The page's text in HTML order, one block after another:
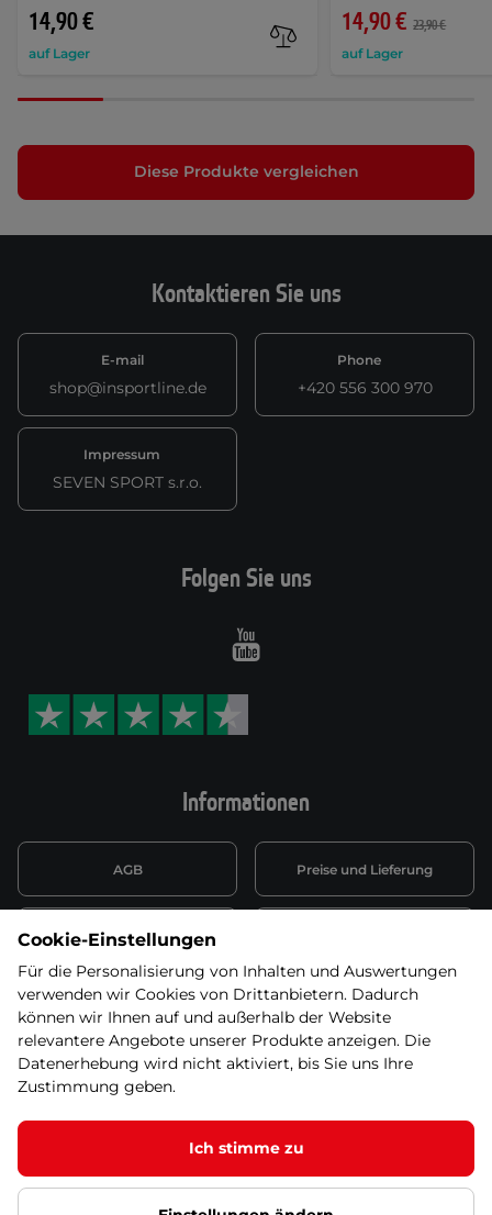
14,90 €
auf Lager
14,90 € 23,90 €
auf Lager
Diese Produkte vergleichen
Kontaktieren Sie uns
E-mail
shop@insportline.de
Phone
+420 556 300 970
Impressum
SEVEN SPORT s.r.o.
Informationen
AGB Preise und Lieferung
Datenschutzerklärung
Wiederufsbelehrung mit Link
zum Formular
Batterieentsorgung
Informationen zu Elektro-
und Elektonikgeräten
Widerruf erklären
Folgen Sie uns
Youtube
© 2026 SEVEN SPORT s.r.o Alle Rechte vorbehalten1
Cookie-Einstellungen
Für die Personalisierung von Inhalten und Auswertungen
verwenden wir Cookies von Drittanbietern. Dadurch
können wir Ihnen auf und außerhalb der Website
relevantere Angebote unserer Produkte anzeigen. Die
Datenerhebung wird nicht aktiviert, bis Sie uns Ihre
Zustimmung geben.
Ich stimme zu